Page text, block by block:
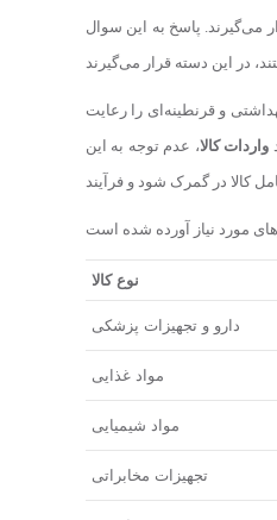
می‌گیرند. پاسخ به این سوال
و قرنطینه‌ای را رعایت
واردات کالا، عدم توجه به این
نوع کالا
دارو و تجهیزات پزشکی
مواد غذایی
مواد شیمیایی
تجهیزات مخابراتی